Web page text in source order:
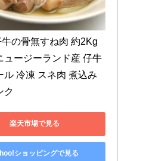
の骨無すね肉 約2Kg
ュージーランド産 仔牛
ル 冷凍 スネ肉 煮込み
ク
楽天市場で見る
ショッピングで見る